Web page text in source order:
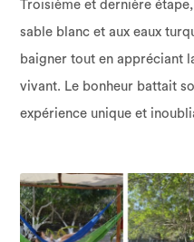
Troisième et dernière
sable blanc et aux eaux
baigner tout en appréciant
vivant. Le bonheur battait
expérience unique et